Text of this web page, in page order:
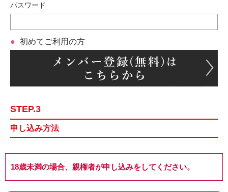
パスワード
初めてご利用の方
STEP.3
申し込み方法
18歳未満の場合、親権者が申し込みをしてください。